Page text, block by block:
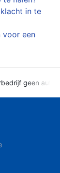
in te
voor een
geen auto